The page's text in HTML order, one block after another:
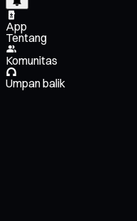
App
Tentang
Komunitas
Umpan balik